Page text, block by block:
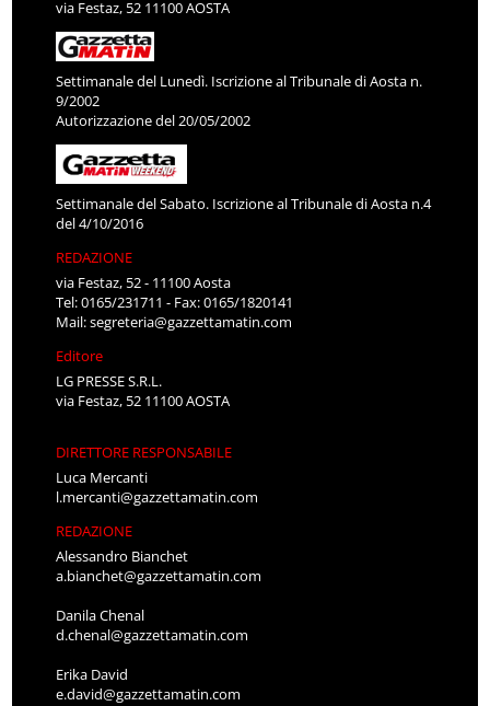
via Festaz, 52 11100 AOSTA
Settimanale del Lunedì. Iscrizione al Tribunale di Aosta n.
9/2002
Autorizzazione del 20/05/2002
Settimanale del Sabato. Iscrizione al Tribunale di Aosta n.4
del 4/10/2016
REDAZIONE
via Festaz, 52 - 11100 Aosta
Tel: 0165/231711 - Fax: 0165/1820141
Mail:segreteria@gazzettamatin.com
Editore
LG PRESSE S.R.L.
via Festaz, 52 11100 AOSTA
DIRETTORE RESPONSABILE
Luca Mercanti
l.mercanti@gazzettamatin.com
REDAZIONE
Alessandro Bianchet
a.bianchet@gazzettamatin.com
Danila Chenal
d.chenal@gazzettamatin.com
Erika David
e.david@gazzettamatin.com